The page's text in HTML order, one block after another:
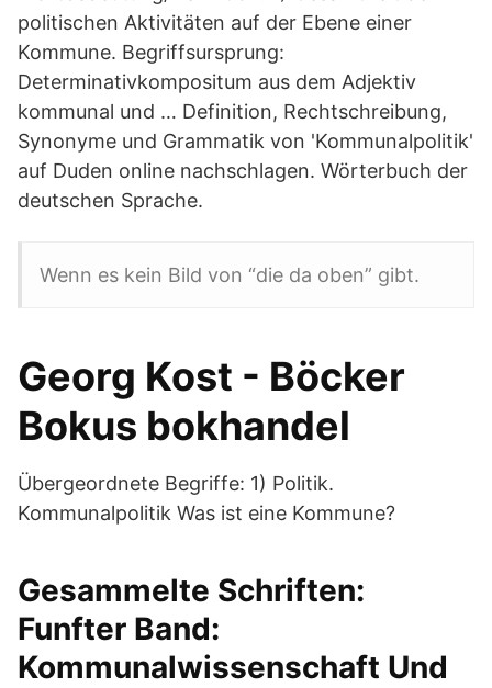
politischen Aktivitäten auf der Ebene einer
Kommune. Begriffsursprung:
Determinativkompositum aus dem Adjektiv
kommunal und … Definition, Rechtschreibung,
Synonyme und Grammatik von 'Kommunalpolitik'
auf Duden online nachschlagen. Wörterbuch der
deutschen Sprache.
Wenn es kein Bild von “die da oben” gibt.
Georg Kost - Böcker
Bokus bokhandel
Übergeordnete Begriffe: 1) Politik.
Kommunalpolitik Was ist eine Kommune?
Gesammelte Schriften:
Funfter Band:
Kommunalwissenschaft Und